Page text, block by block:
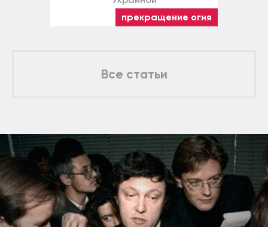
прекращение огня
Все статьи